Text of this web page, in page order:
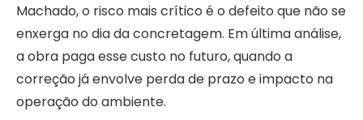
Machado, o risco mais crítico é o defeito que não se
enxerga no dia da concretagem. Em última análise,
a obra paga esse custo no futuro, quando a
correção já envolve perda de prazo e impacto na
operação do ambiente.